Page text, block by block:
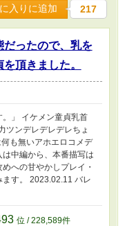
ょっとだけ入ります。
よりお借りしておりま
artworks/54224680
入りに追加 217
だったので、乳を
頂きました。
。」 イケメン童貞乳首
ツンデレデレデレちょ
も無いアホエロコメデ
中編から、本番描写は
への甘やかしプレイ・
す。 2023.02.11 バレ
位 / 228,589件